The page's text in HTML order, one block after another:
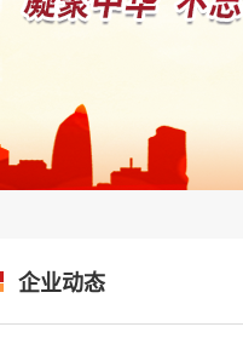
企业动态